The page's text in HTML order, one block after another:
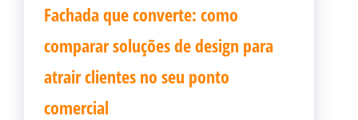
Fachada que converte: como
comparar soluções de design para
atrair clientes no seu ponto
comercial